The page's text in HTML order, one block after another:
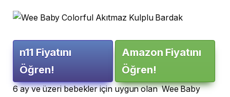
n11 Fiyatını
Öğren!
Amazon Fiyatını
Öğren!
6 ay ve üzeri bebekler için uygun olan Wee Baby